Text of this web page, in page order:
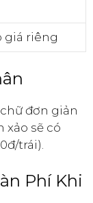
giá riêng
đơn giản
sẽ có
trái).
Phí Khi